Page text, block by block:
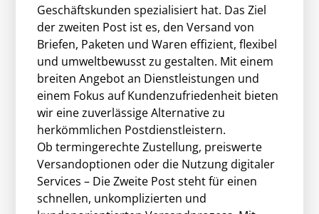
Geschäftskunden spezialisiert hat. Das Ziel
der zweiten Post ist es, den Versand von
Briefen, Paketen und Waren effizient, flexibel
und umweltbewusst zu gestalten. Mit einem
breiten Angebot an Dienstleistungen und
einem Fokus auf Kundenzufriedenheit bieten
wir eine zuverlässige Alternative zu
herkömmlichen Postdienstleistern.
Ob termingerechte Zustellung, preiswerte
Versandoptionen oder die Nutzung digitaler
Services – Die Zweite Post steht für einen
schnellen, unkomplizierten und